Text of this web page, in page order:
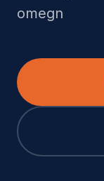
omegn